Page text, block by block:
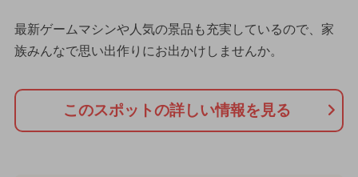
最新ゲームマシンや人気の景品も充実しているので、家
族みんなで思い出作りにお出かけしませんか。
このスポットの詳しい情報を見る